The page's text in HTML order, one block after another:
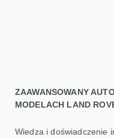
ZAAWANSOWANY
MODELACH LAND
Wiedza i doświadczenie